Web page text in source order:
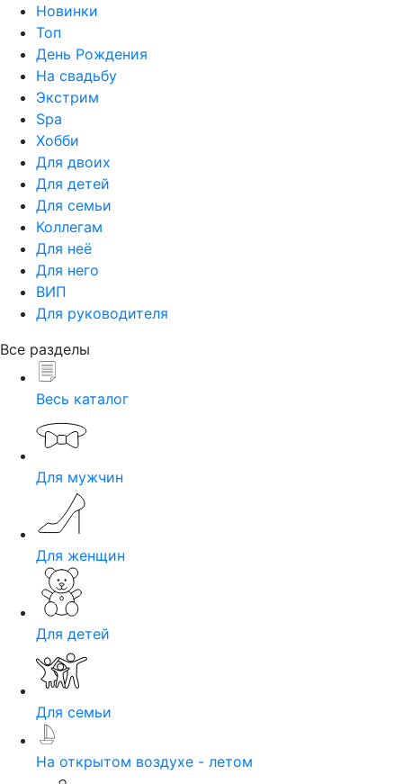
Новинки
Топ
День Рождения
На свадьбу
Экстрим
Spa
Хобби
Для двоих
Для детей
Для семьи
Коллегам
Для неё
Для него
ВИП
Для руководителя
Все разделы
Весь каталог
Для мужчин
Для женщин
Для детей
Для семьи
На открытом воздухе - летом